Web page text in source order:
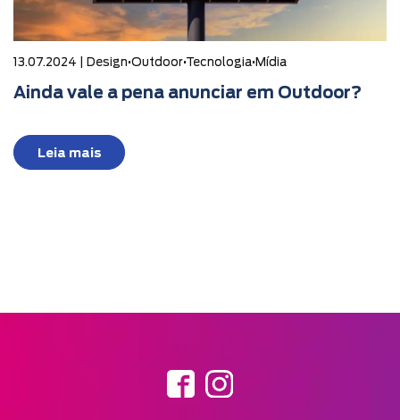
13.07.2024 | Design•Outdoor•Tecnologia• Mídia
Ainda vale a pena anunciar em Outdoor?
Leia mais